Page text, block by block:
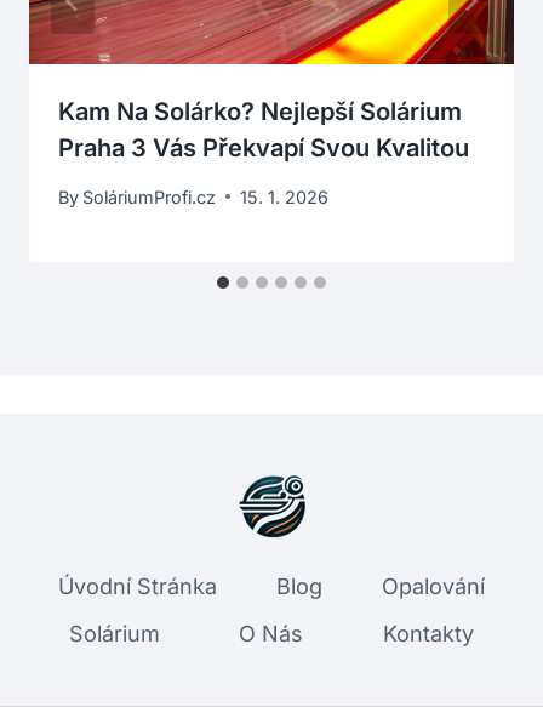
Kam Na Solárko? Nejlepší Solárium
Praha 3 Vás Překvapí Svou Kvalitou
By SoláriumProfi.cz 15. 1. 2026
Úvodní Stránka Blog
Opalování
Solárium
O Nás Kontakty